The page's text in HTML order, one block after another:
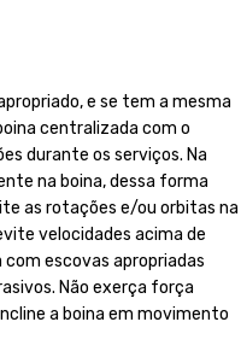
e se tem a mesma
centralizada com o
durante os serviços. Na
na boina, dessa forma
as rotações e/ou orbitas na
velocidades acima de
escovas apropriadas
Não exerça força
a boina em movimento